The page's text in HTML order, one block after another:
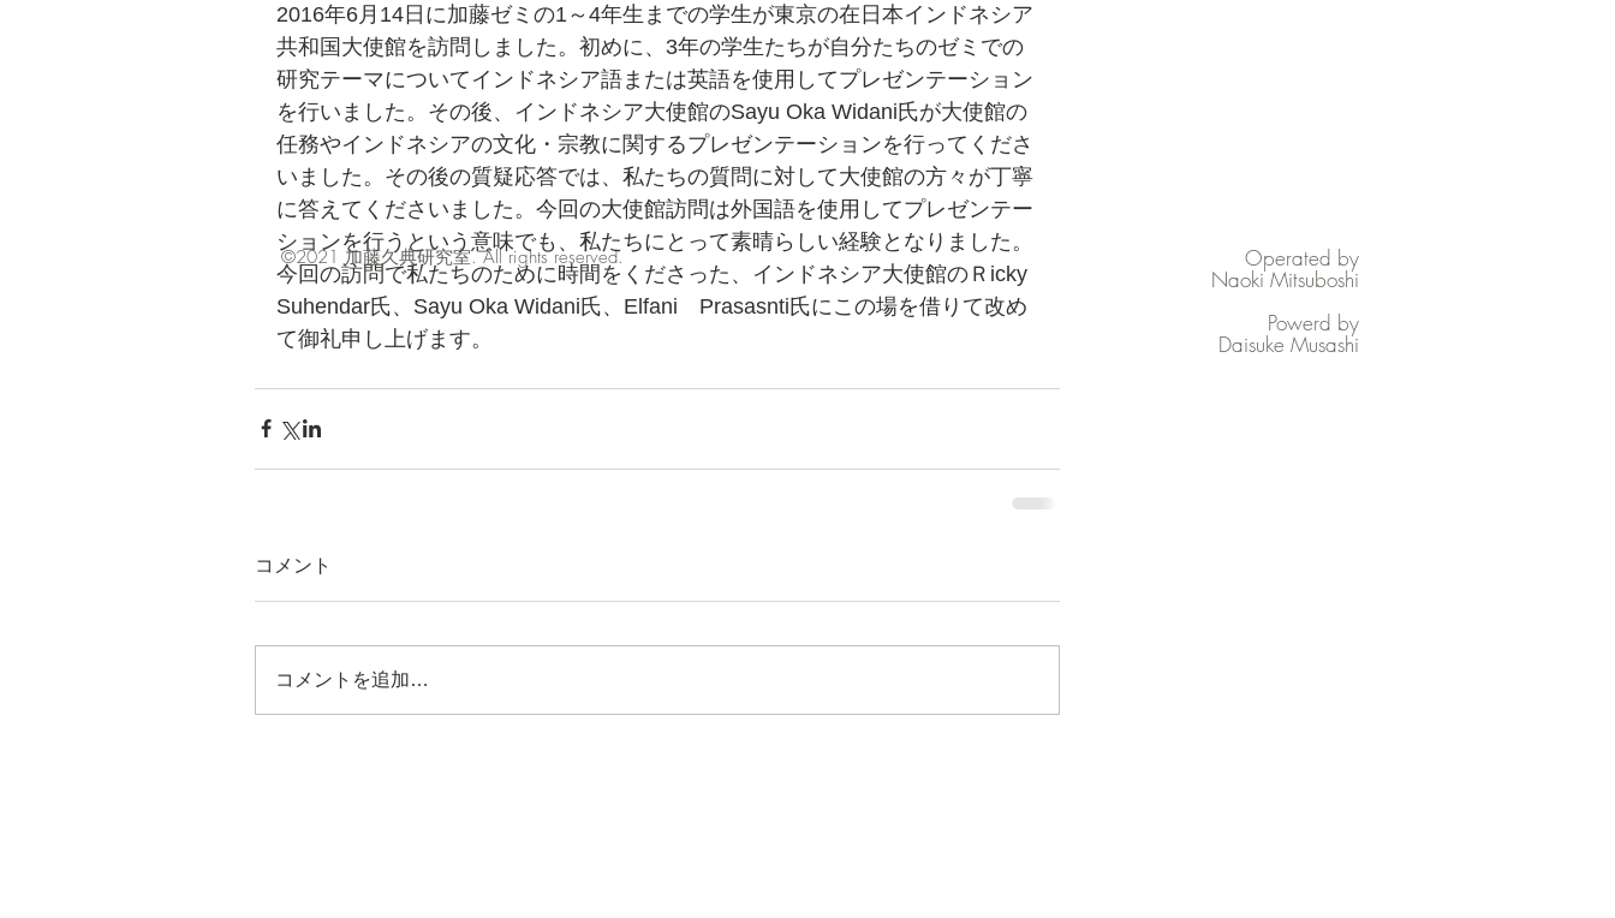
2016年6月14日に加藤ゼミの1～4年生までの学生が東京の在日本インドネシア
共和国大使館を訪問しました。初めに、3年の学生たちが自分たちのゼミでの
研究テーマについてインドネシア語または英語を使用してプレゼンテーション
を行いました。その後、インドネシア大使館のSayu Oka Widani氏が大使館の
任務やインドネシアの文化・宗教に関するプレゼンテーションを行ってくださ
いました。その後の質疑応答では、私たちの質問に対して大使館の方々が丁寧
に答えてくださいました。今回の大使館訪問は外国語を使用してプレゼンテー
ションを行うという意味でも、私たちにとって素晴らしい経験となりました。
今回の訪問で私たちのために時間をくださった、インドネシア大使館のＲicky
Suhendar氏、Sayu Oka Widani氏、Elfani　Prasasnti氏にこの場を借りて改め
て御礼申し上げます。
コメント
コメントを追加…
​©2021 加藤久典研究室. All rights reserved. Operated by
Naoki Mitsuboshi
Powerd by
Daisuke Musashi